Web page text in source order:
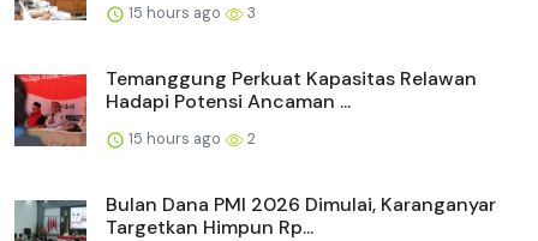
15 hours ago 3
Temanggung Perkuat Kapasitas Relawan
Hadapi Potensi Ancaman ...
15 hours ago 2
Bulan Dana PMI 2026 Dimulai, Karanganyar
Targetkan Himpun Rp...